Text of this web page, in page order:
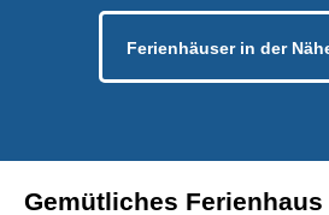
Ferienhäuser in der
Gemütliches